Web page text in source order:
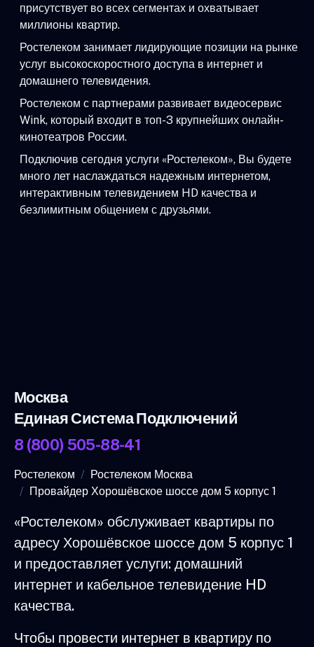
присутствует во всех сегментах и охватывает
миллионы квартир.
Ростелеком занимает лидирующие позиции на рынке
услуг высокоскоростного доступа в интернет и
домашнего телевидения.
Ростелеком с партнерами развивает видеосервис
Wink, который входит в топ-3 крупнейших онлайн-
кинотеатров России.
Подключив сегодня услуги «Ростелеком», Вы будете
много лет наслаждаться надежным интернетом,
интерактивным телевидением HD качества и
безлимитным общением с друзьями.
Москва
Единая Система Подключений
8 (800) 505-88-41
Ростелеком
Ростелеком Москва
Провайдер Хорошёвское шоссе дом 5 корпус 1
«Ростелеком» обслуживает квартиры по
адресу Хорошёвское шоссе дом 5 корпус 1
и предоставляет услуги: домашний
интернет и кабельное телевидение HD
качества.
Чтобы провести интернет в квартиру по